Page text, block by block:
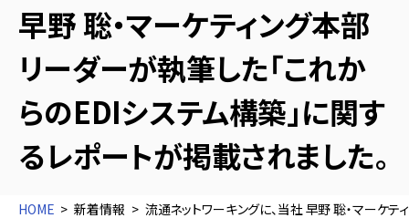
早野 聡・マーケティング本部
リーダーが執筆した「これか
らのEDIシステム構築」に関す
るレポートが掲載されました。
HOME 新着情報 流通ネットワーキングに、当社 早野 聡・マーケ